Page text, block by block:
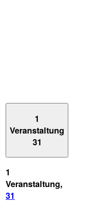
1
Veranstaltung
31
1
Veranstaltung,
31